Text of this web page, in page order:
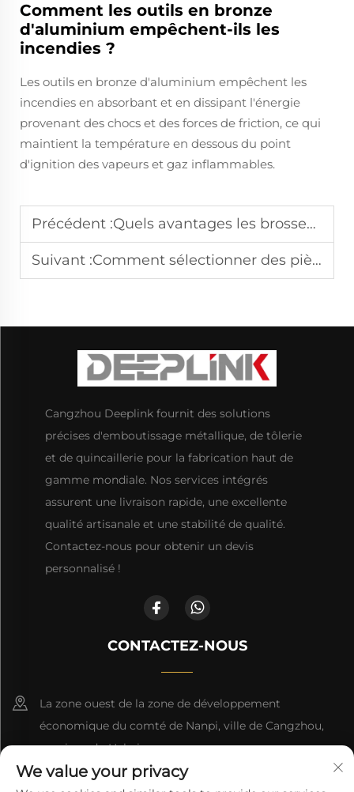
Comment les outils en bronze
d'aluminium empêchent-ils les
incendies ?
Les outils en bronze d'aluminium empêchent les
incendies en absorbant et en dissipant l'énergie
provenant des chocs et des forces de friction, ce qui
maintient la température en dessous du point
d'ignition des vapeurs et gaz inflammables.
Précédent :Quels avantages les brosses en laiton offrent-elles pour le nettoyage de surfaces ?
Suivant :Comment sélectionner des pièces usinées CNC adaptées aux exigences des équipements haut de gamme ?
Cangzhou Deeplink fournit des solutions
précises d'emboutissage métallique, de tôlerie
et de quincaillerie pour la fabrication haut de
gamme mondiale. Nos services intégrés
assurent une livraison rapide, une excellente
qualité artisanale et une stabilité de qualité.
Contactez-nous pour obtenir un devis
personnalisé !
CONTACTEZ-NOUS
La zone ouest de la zone de développement
économique du comté de Nanpi, ville de Cangzhou,
province du Hebei
+86-18617745678
We value your privacy